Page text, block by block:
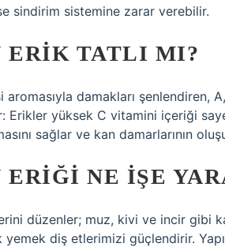
sindirim sistemine zarar verebilir.
ERIK TATLI MI?
aromasıyla damakları
Erikler yüksek C vitamini içeriği
sağlar ve kan damarlarının
ERIĞI NE IŞE
düzenler; muz, kivi ve incir gibi
yemek diş etlerimizi güçlendirir.